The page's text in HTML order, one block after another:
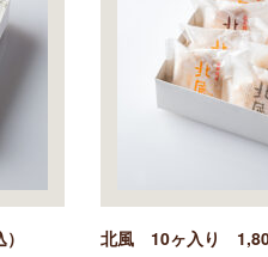
北風 10ヶ入り